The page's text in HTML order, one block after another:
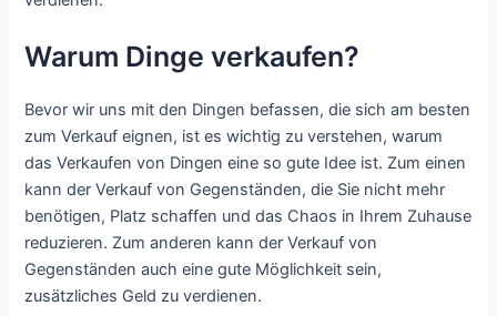
Warum Dinge verkaufen?
Bevor wir uns mit den Dingen befassen, die sich am besten
zum Verkauf eignen, ist es wichtig zu verstehen, warum
das Verkaufen von Dingen eine so gute Idee ist. Zum einen
kann der Verkauf von Gegenständen, die Sie nicht mehr
benötigen, Platz schaffen und das Chaos in Ihrem Zuhause
reduzieren. Zum anderen kann der Verkauf von
Gegenständen auch eine gute Möglichkeit sein,
zusätzliches Geld zu verdienen.